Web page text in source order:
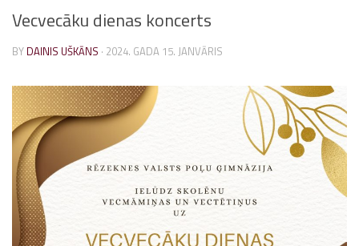
Vecvecāku dienas koncerts
BY DAINIS UŠKĀNS · 2024. GADA 15. JANVĀRIS